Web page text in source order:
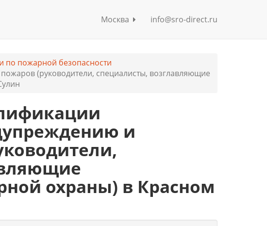
Москва info@sro-direct.ru
пожарной безопасности
(руководители, специалисты, возглавляющие
и
охраны) в Красном